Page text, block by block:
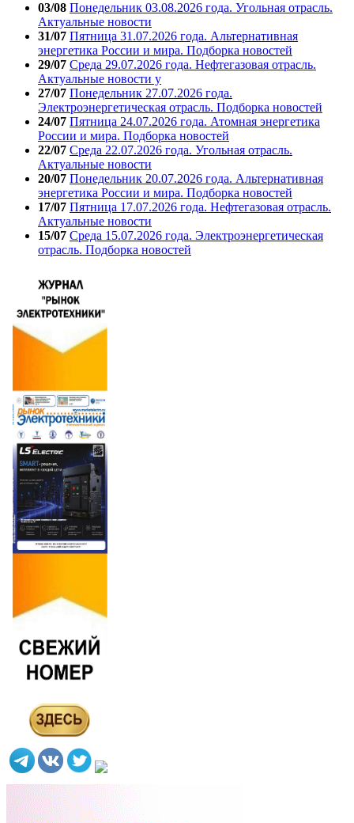
03/08 Понедельник 03.08.2026 года. Угольная отрасль.
Актуальные новости
31/07 Пятница 31.07.2026 года. Альтернативная
энергетика России и мира. Подборка новостей
29/07 Среда 29.07.2026 года. Нефтегазовая отрасль.
Актуальные новости у
27/07 Понедельник 27.07.2026 года.
Электроэнергетическая отрасль. Подборка новостей
24/07 Пятница 24.07.2026 года. Атомная энергетика
России и мира. Подборка новостей
22/07 Среда 22.07.2026 года. Угольная отрасль.
Актуальные новости
20/07 Понедельник 20.07.2026 года. Альтернативная
энергетика России и мира. Подборка новостей
17/07 Пятница 17.07.2026 года. Нефтегазовая отрасль.
Актуальные новости
15/07 Среда 15.07.2026 года. Электроэнергетическая
отрасль. Подборка новостей